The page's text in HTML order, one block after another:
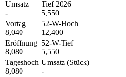
Umsatz
-
Tief 2026
5,550
Vortag
8,040
52-W-Hoch
12,400
Eröffnung
8,080
52-W-Tief
5,550
Tageshoch
8,080
Umsatz (Stück)
-